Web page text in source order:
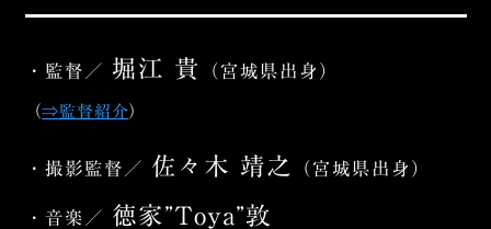
・監督／ 堀江 貴 （宮城県出身）
（⇒監督紹介）
・撮影監督／ 佐々木 靖之 （宮城県出身）
・音楽／ 徳家”Toya”敦